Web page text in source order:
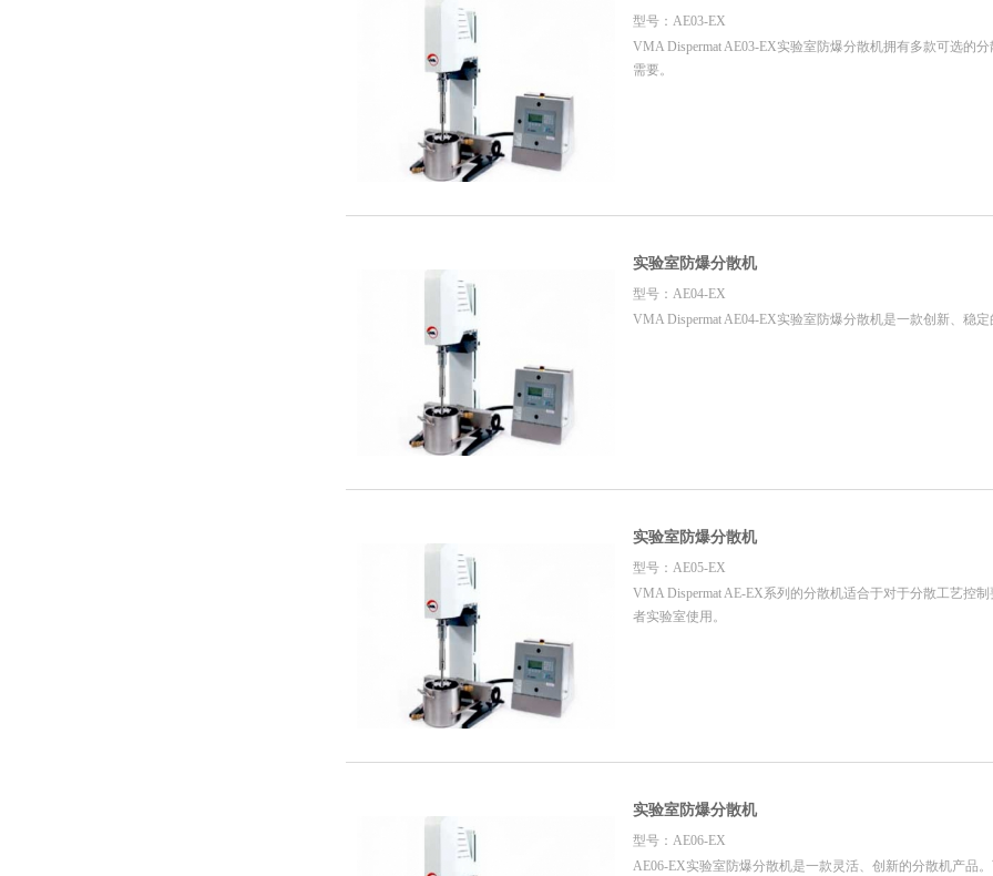
型号：AE03-EX
VMA Dispermat AE03-EX实验室防爆分散机拥有多款可选的
需要。
实验室防爆分散机
型号：AE04-EX
VMA Dispermat AE04-EX实验室防爆分散机是一款创新、稳定
实验室防爆分散机
型号：AE05-EX
VMA Dispermat AE-EX系列的分散机适合于对于分散工艺控
者实验室使用。
实验室防爆分散机
型号：AE06-EX
AE06-EX实验室防爆分散机是一款灵活、创新的分散机产品